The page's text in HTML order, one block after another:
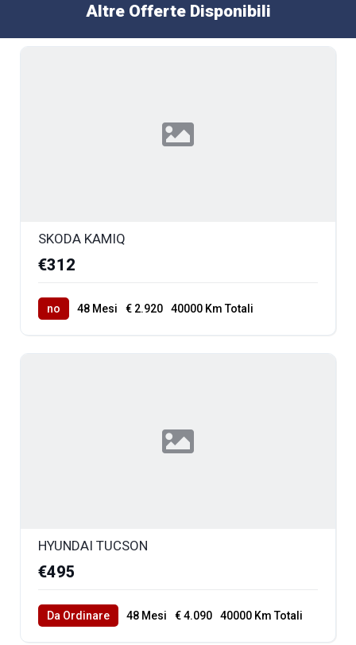
Altre Offerte Disponibili
SKODA KAMIQ
€312
no 48 Mesi € 2.920 40000 Km Totali
HYUNDAI TUCSON
€495
Da Ordinare 48 Mesi € 4.090 40000 Km Totali